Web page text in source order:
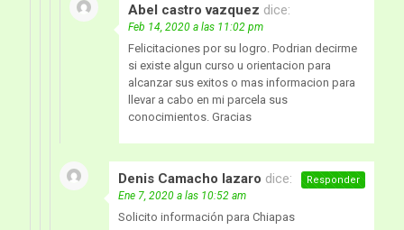
Abel castro vazquez dice:
Feb 14, 2020 a las 11:02 pm
Felicitaciones por su logro. Podrian decirme
si existe algun curso u orientacion para
alcanzar sus exitos o mas informacion para
llevar a cabo en mi parcela sus
conocimientos. Gracias
Denis Camacho lazaro dice:
Ene 7, 2020 a las 10:52 am
Solicito información para Chiapas
Responder